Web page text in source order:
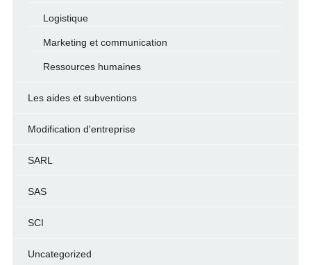
Logistique
Marketing et communication
Ressources humaines
Les aides et subventions
Modification d'entreprise
SARL
SAS
SCI
Uncategorized